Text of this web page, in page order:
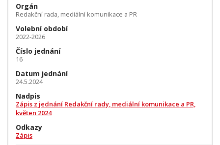
Orgán
Redakční rada, mediální komunikace a PR
Volební období
2022-2026
Číslo jednání
16
Datum jednání
24.5.2024
Nadpis
Zápis z jednání Redakční rady, mediální komunikace a PR,
květen 2024
Odkazy
Zápis